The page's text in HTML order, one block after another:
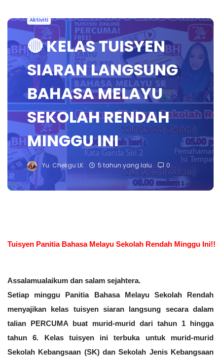
Aktiviti
🔴 KELAS TUISYEN
SIARAN LANGSUNG
BAHASA MELAYU
SEKOLAH RENDAH
MINGGU INI
Yu. Chekgu LK 5 tahun yang lalu 0
Tuisyen Panitia Bahasa Melayu Sekolah Rendah Minggu Ini!!
Assalamualaikum dan salam sejahtera.
Setiap minggu Panitia Bahasa Melayu Sekolah Rendah
menyajikan kelas tuisyen siaran langsung secara dalam
talian PERCUMA buat murid-murid dari tahun 1 hingga
tahun 6. Kelas tuisyen ini terbuka untuk murid-murid
Sekolah Kebangsaan (SK) dan Sekolah Jenis Kebangsaan